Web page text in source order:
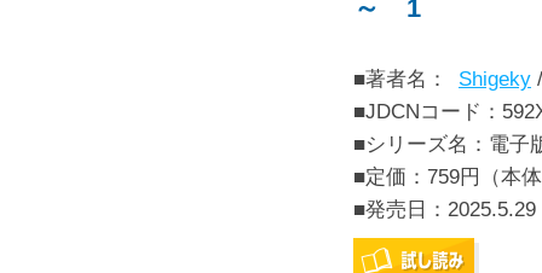
～ 1
■著者名： Shigeky
■JDCNコード：
■シリーズ名：電子
■定価：759円（本
■発売日： 2025.5.29